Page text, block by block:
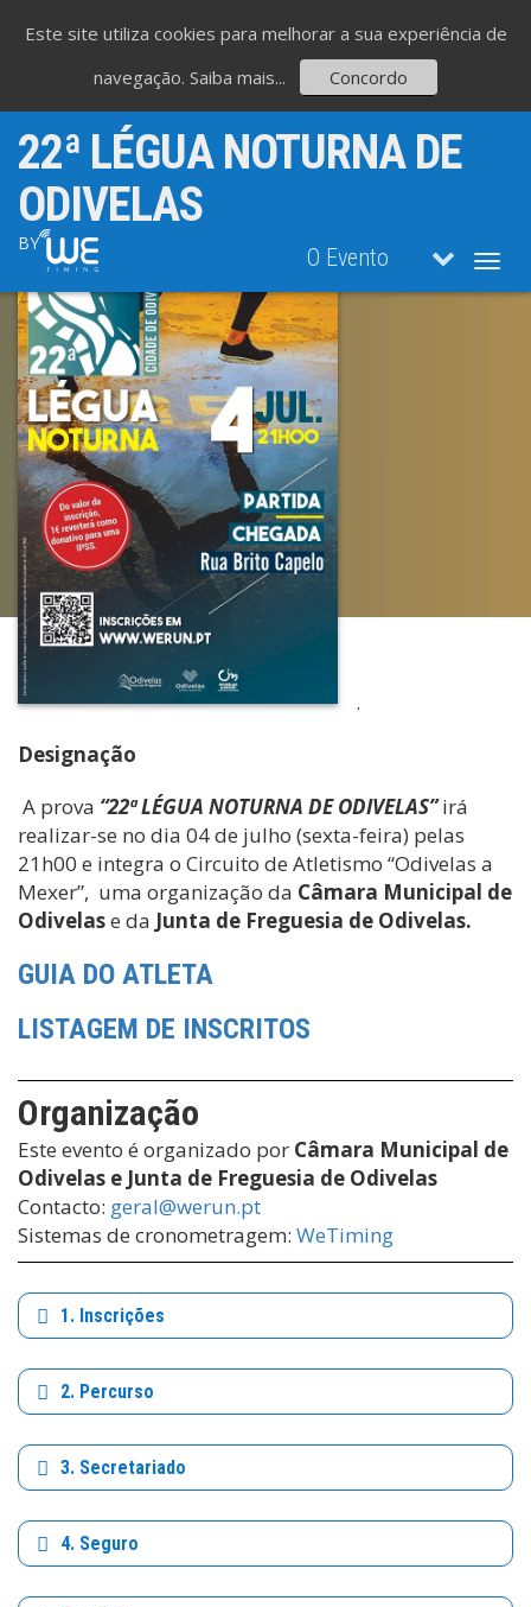
22ª LÉGUA NOTURNA DE
ODIVELAS
BY O Evento
.
Designação
A prova “22ª LÉGUA NOTURNA DE ODIVELAS”irá
realizar-se no dia 04 de julho (sexta-feira) pelas
21h00 e integra o Circuito de Atletismo “Odivelas a
Mexer”, uma organização da Câmara Municipal de
Odivelase da Junta de Freguesia de Odivelas.
GUIA DO ATLETA
LISTAGEM DE INSCRITOS
Organização
Este evento é organizado por Câmara Municipal de
Odivelas e Junta de Freguesia de Odivelas
Contacto: geral@werun.pt
Sistemas de cronometragem: WeTiming
1. Inscrições
2. Percurso
3. Secretariado
4. Seguro
Este site utiliza cookies para melhorar a sua experiência de
navegação. Saiba mais... Concordo